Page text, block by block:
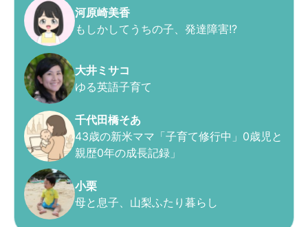
河原崎美香
もしかしてうちの子、発達障害!?
大井ミサコ
ゆる英語子育て
千代田橋そあ
43歳の新米ママ「子育て修行中」0歳児と
親歴0年の成長記録」
小栗
母と息子、山梨ふたり暮らし